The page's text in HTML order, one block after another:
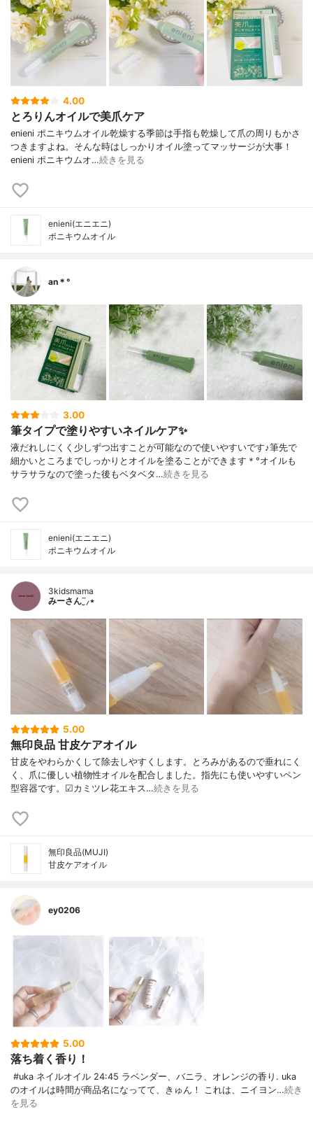
4.00
とろりんオイルで美爪ケア
enieni ポニキウムオイル乾燥する季節は手指も乾燥して爪の周りもかさ
つきますよね。そんな時はしっかりオイル塗ってマッサージが大事！
enieni ポニキウムオ…続きを見る
enieni(エニエニ)
ポニキウムオイル
an＊°
3.00
筆タイプで塗りやすいネイルケア✨
液だれしにくく少しずつ出すことが可能なので使いやすいです♪筆先で
細かいところまでしっかりとオイルを塗ることができます＊°オイルも
サラサラなので塗った後もベタベタ…続きを見る
enieni(エニエニ)
ポニキウムオイル
3kidsmama
みーさん¨̮⸝⋆
5.00
無印良品 甘皮ケアオイル
甘皮をやわらかくして除去しやすくします。とろみがあるので垂れにく
く、爪に優しい植物性オイルを配合しました。指先にも使いやすいペン
型容器です。☑︎カミツレ花エキス…続きを見る
無印良品(MUJI)
甘皮ケアオイル
ey0206
5.00
落ち着く香り！
#uka ネイルオイル 24:45 ラベンダー、バニラ、オレンジの香り. uka
のオイルは時間が商品名になってて 、きゅん！ これは、ニイヨン…続き
を見る